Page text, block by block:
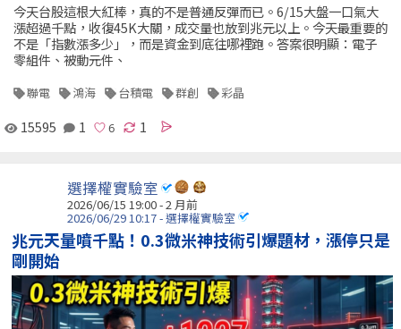
今天台股這根大紅棒，真的不是普通反彈而已。6/15大盤一口氣大
漲超過千點，收復45K大關，成交量也放到兆元以上。今天最重要的
不是「指數漲多少」，而是資金到底往哪裡跑。答案很明顯：電子
零組件、被動元件、
聯電 鴻海 台積電 群創 彩晶
15595 1 1
選擇權實驗室
2026/06/15 19:00 - 2 月前
2026/06/29 10:17 - 選擇權實驗室
兆元天量噴千點！0.3微米神技術引爆題材，漲停只是
剛開始